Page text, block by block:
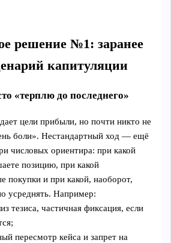
решение №1: заранее
капитуляции
«терплю до последнего»
цели прибыли, но почти никто не
боли». Нестандартный ход — ещё
числовых ориентира: при какой
позицию, при какой
покупки и при какой, наоборот,
усреднять. Например:
тезиса, частичная фиксация, если
пересмотр кейса и запрет на